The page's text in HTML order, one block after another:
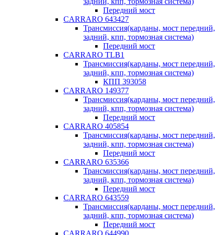
Передний мост
CARRARO 643427
Трансмиссия(карданы, мост передний,
задний, кпп, тормозная система)
Передний мост
CARRARO TLB1
Трансмиссия(карданы, мост передний,
задний, кпп, тормозная система)
КПП 393058
CARRARO 149377
Трансмиссия(карданы, мост передний,
задний, кпп, тормозная система)
Передний мост
CARRARO 405854
Трансмиссия(карданы, мост передний,
задний, кпп, тормозная система)
Передний мост
CARRARO 635366
Трансмиссия(карданы, мост передний,
задний, кпп, тормозная система)
Передний мост
CARRARO 643559
Трансмиссия(карданы, мост передний,
задний, кпп, тормозная система)
Передний мост
CARRARO 644990